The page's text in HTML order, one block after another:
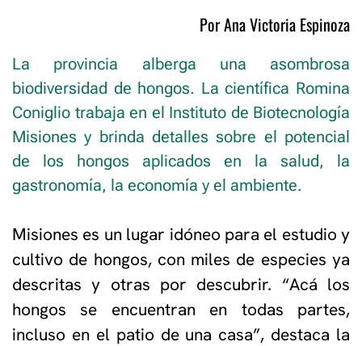
Por Ana Victoria Espinoza
La provincia alberga una asombrosa
biodiversidad de hongos. La científica Romina
Coniglio trabaja en el Instituto de Biotecnología
Misiones y brinda detalles sobre el potencial
de los hongos aplicados en la salud, la
gastronomía, la economía y el ambiente.
Misiones es un lugar idóneo para el estudio y
cultivo de hongos, con miles de especies ya
descritas y otras por descubrir. “Acá los
hongos se encuentran en todas partes,
incluso en el patio de una casa”, destaca la